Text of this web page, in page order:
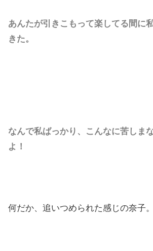
あんたが引きこもって楽してる間に
きた。
なんで私ばっかり、こんなに苦しま
よ！
何だか、追いつめられた感じの奈子。